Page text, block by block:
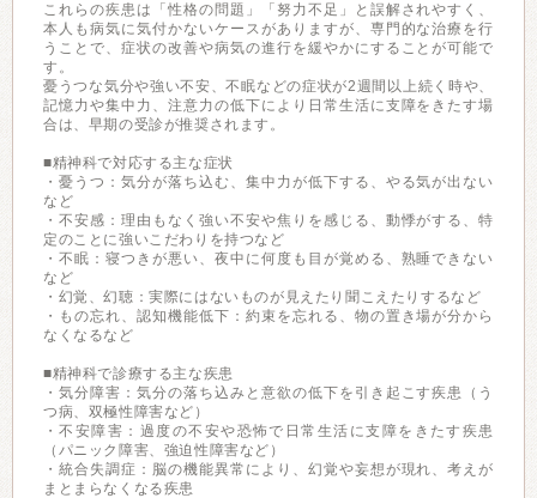
これらの疾患は「性格の問題」「努力不足」と誤解されやすく、
本人も病気に気付かないケースがありますが、専門的な治療を行
うことで、症状の改善や病気の進行を緩やかにすることが可能で
す。
憂うつな気分や強い不安、不眠などの症状が2週間以上続く時や、
記憶力や集中力、注意力の低下により日常生活に支障をきたす場
合は、早期の受診が推奨されます。
■精神科で対応する主な症状
・憂うつ：気分が落ち込む、集中力が低下する、やる気が出ない
など
・不安感：理由もなく強い不安や焦りを感じる、動悸がする、特
定のことに強いこだわりを持つなど
・不眠：寝つきが悪い、夜中に何度も目が覚める、熟睡できない
など
・幻覚、幻聴：実際にはないものが見えたり聞こえたりするなど
・もの忘れ、認知機能低下：約束を忘れる、物の置き場が分から
なくなるなど
■精神科で診療する主な疾患
・気分障害：気分の落ち込みと意欲の低下を引き起こす疾患（う
つ病、双極性障害など）
・不安障害：過度の不安や恐怖で日常生活に支障をきたす疾患
（パニック障害、強迫性障害など）
・統合失調症：脳の機能異常により、幻覚や妄想が現れ、考えが
まとまらなくなる疾患